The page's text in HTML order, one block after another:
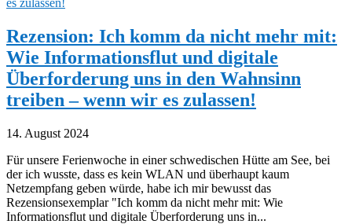
Rezension: Ich komm da nicht mehr mit:
Wie Informationsflut und digitale
Überforderung uns in den Wahnsinn
treiben – wenn wir es zulassen!
14. August 2024
Für unsere Ferienwoche in einer schwedischen Hütte am See, bei
der ich wusste, dass es kein WLAN und überhaupt kaum
Netzempfang geben würde, habe ich mir bewusst das
Rezensionsexemplar "Ich komm da nicht mehr mit: Wie
Informationsflut und digitale Überforderung uns in...